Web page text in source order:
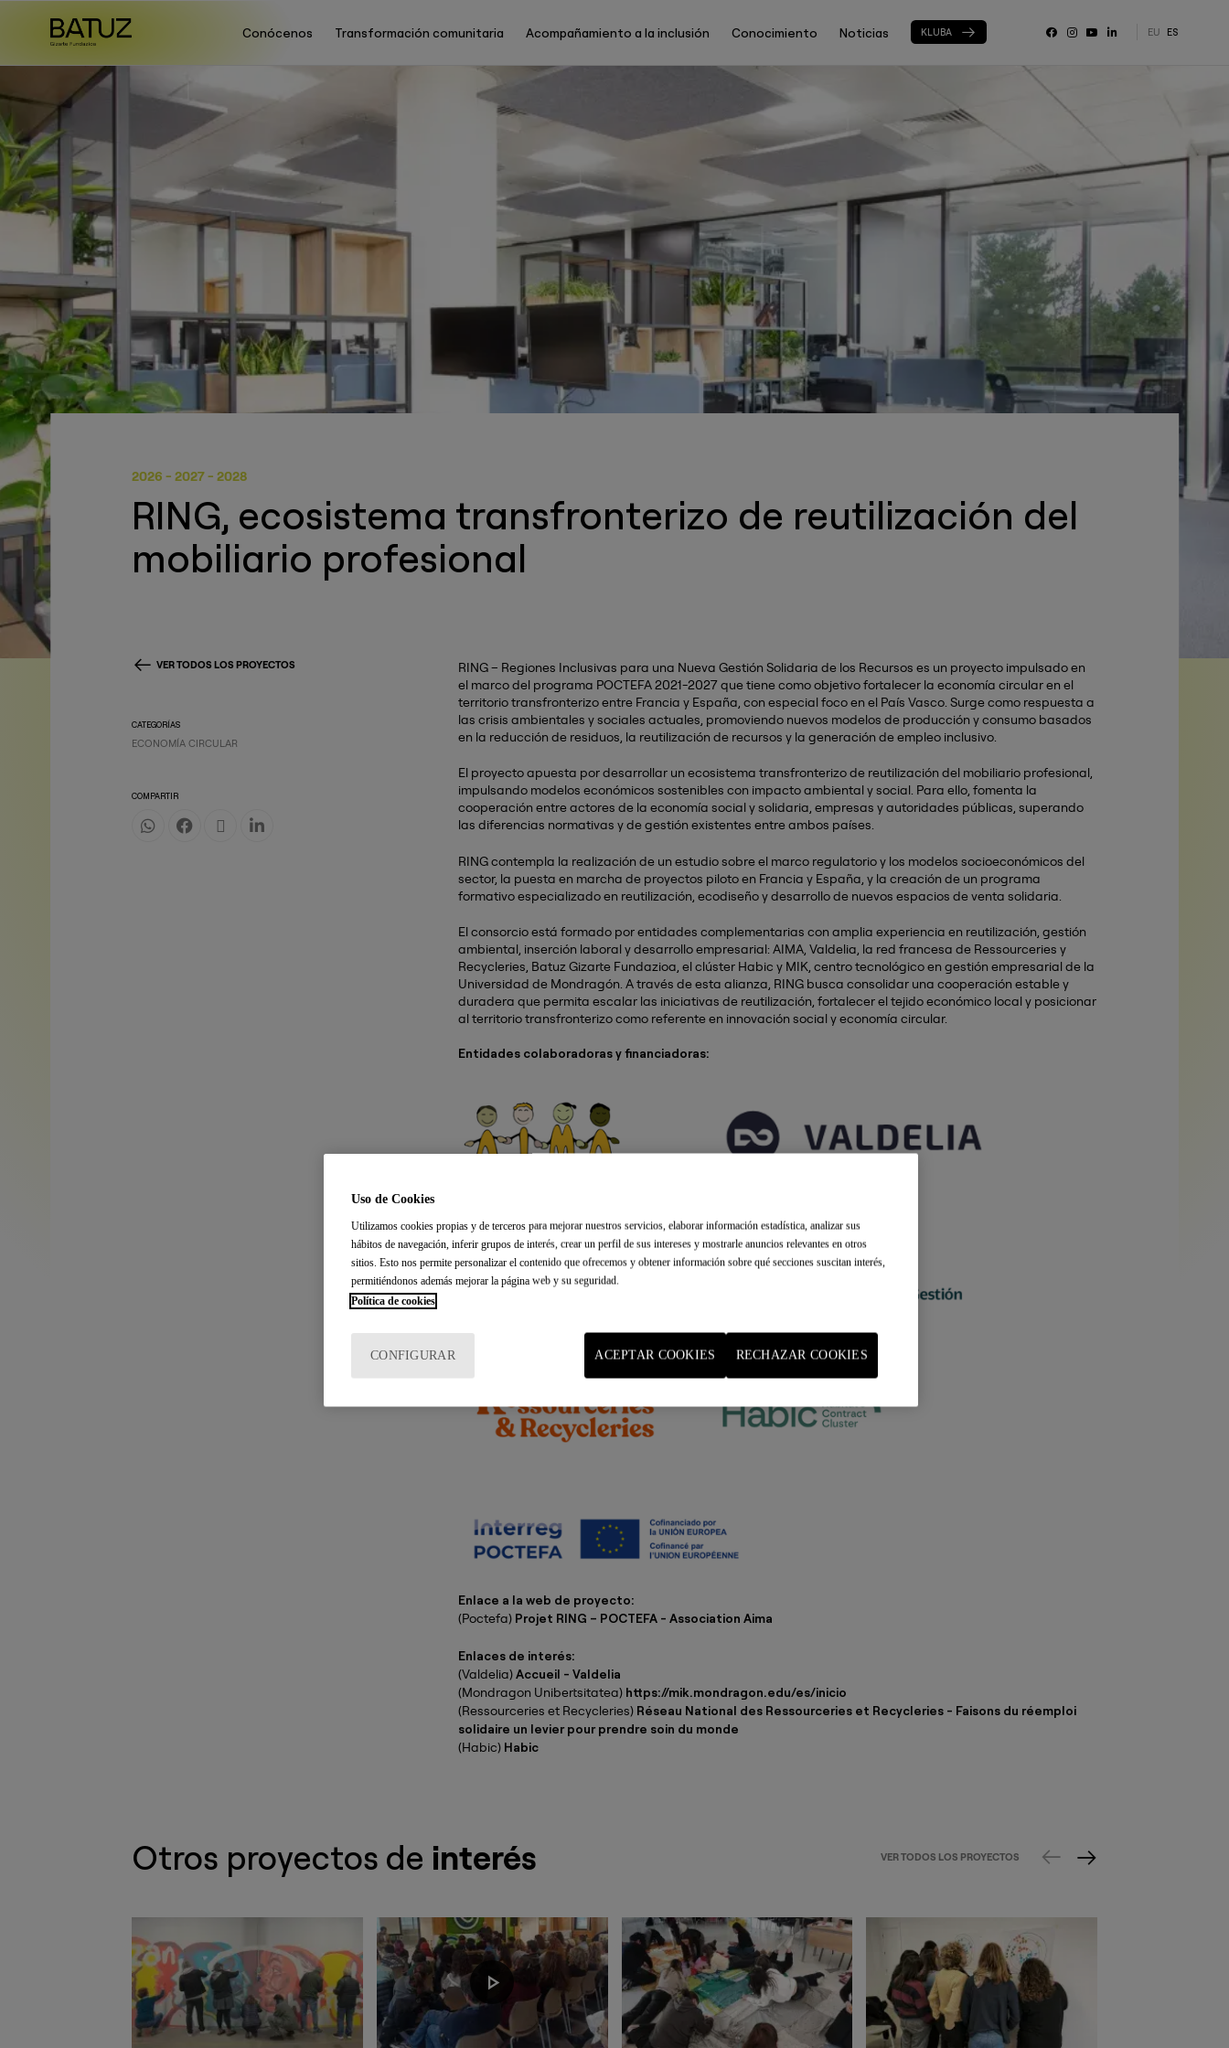
Main
Conócenos Transformación comunitaria Acompañamiento a la inclusión Conocimiento Noticias KLUBA EU ES
2026 - 2027 - 2028
RING, ecosistema transfronterizo de reutilización del
mobiliario profesional
RING – Regiones Inclusivas para una Nueva Gestión Solidaria de los Recursos es un proyecto impulsado en
el marco del programa POCTEFA 2021-2027 que tiene como objetivo fortalecer la economía circular en el
territorio transfronterizo entre Francia y España, con especial foco en el País Vasco. Surge como respuesta a
las crisis ambientales y sociales actuales, promoviendo nuevos modelos de producción y consumo basados
en la reducción de residuos, la reutilización de recursos y la generación de empleo inclusivo.
El proyecto apuesta por desarrollar un ecosistema transfronterizo de reutilización del mobiliario profesional,
impulsando modelos económicos sostenibles con impacto ambiental y social. Para ello, fomenta la
cooperación entre actores de la economía social y solidaria, empresas y autoridades públicas, superando
las diferencias normativas y de gestión existentes entre ambos países.
RING contempla la realización de un estudio sobre el marco regulatorio y los modelos socioeconómicos del
sector, la puesta en marcha de proyectos piloto en Francia y España, y la creación de un programa
formativo especializado en reutilización, ecodiseño y desarrollo de nuevos espacios de venta solidaria.
El consorcio está formado por entidades complementarias con amplia experiencia en reutilización, gestión
ambiental, inserción laboral y desarrollo empresarial: AIMA, Valdelia, la red francesa de Ressourceries y
Recycleries, Batuz Gizarte Fundazioa, el clúster Habic y MIK, centro tecnológico en gestión empresarial de la
Universidad de Mondragón. A través de esta alianza, RING busca consolidar una cooperación estable y
duradera que permita escalar las iniciativas de reutilización, fortalecer el tejido económico local y posicionar
al territorio transfronterizo como referente en innovación social y economía circular.
Entidades colaboradoras y financiadoras:
Enlace a la web de proyecto:
(Poctefa) Projet RING – POCTEFA - Association Aima
Enlaces de interés:
(Valdelia)Accueil - Valdelia
(Mondragon Unibertsitatea) https://mik.mondragon.edu/es/inicio
(Ressourceries et Recycleries) Réseau National des Ressourceries et Recycleries - Faisons du réemploi
solidaire un levier pour prendre soin du monde
(Habic) Habic
VER TODOS LOS PROYECTOS
CATEGORÍAS
ECONOMÍA CIRCULAR
COMPARTIR
Otros proyectos de interés VER TODOS LOS PROYECTOS
Uso de Cookies
Utilizamos cookies propias y de terceros para mejorar nuestros servicios, elaborar información estadística, analizar sus
hábitos de navegación, inferir grupos de interés, crear un perfil de sus intereses y mostrarle anuncios relevantes en otros
sitios. Esto nos permite personalizar el contenido que ofrecemos y obtener información sobre qué secciones suscitan interés,
permitiéndonos además mejorar la página web y su seguridad.
Política de cookies
CONFIGURAR RECHAZAR COOKIES
ACEPTAR COOKIES